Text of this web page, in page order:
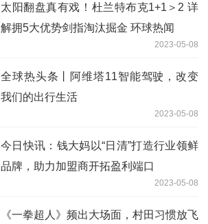
太阳翻盘真有戏！杜兰特布克1+1＞2 详
解拥5大优势剑指淘汰掘金 环球热闻
2023-05-08
全球热头条丨阿维塔11智能驾驶，改变
我们的出行生活
2023-05-08
今日快讯：钱大妈以“日清”打造行业领鲜
品牌，助力加盟商开拓盈利端口
2023-05-08
《一拳超人》频出大场面，村田习惯放飞